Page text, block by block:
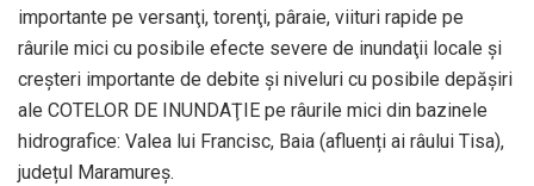
importante pe versanţi, torenţi, pâraie, viituri rapide pe
râurile mici cu posibile efecte severe de inundaţii locale şi
creşteri importante de debite şi niveluri cu posibile depăşiri
ale COTELOR DE INUNDAŢIE pe râurile mici din bazinele
hidrografice: Valea lui Francisc, Baia (afluenți ai râului Tisa),
județul Maramureș.